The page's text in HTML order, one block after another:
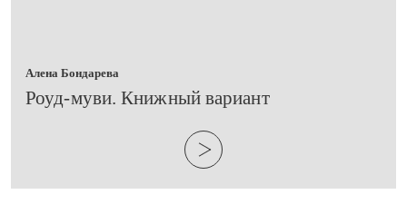
Алена Бондарева
​Роуд-муви. Книжный вариант